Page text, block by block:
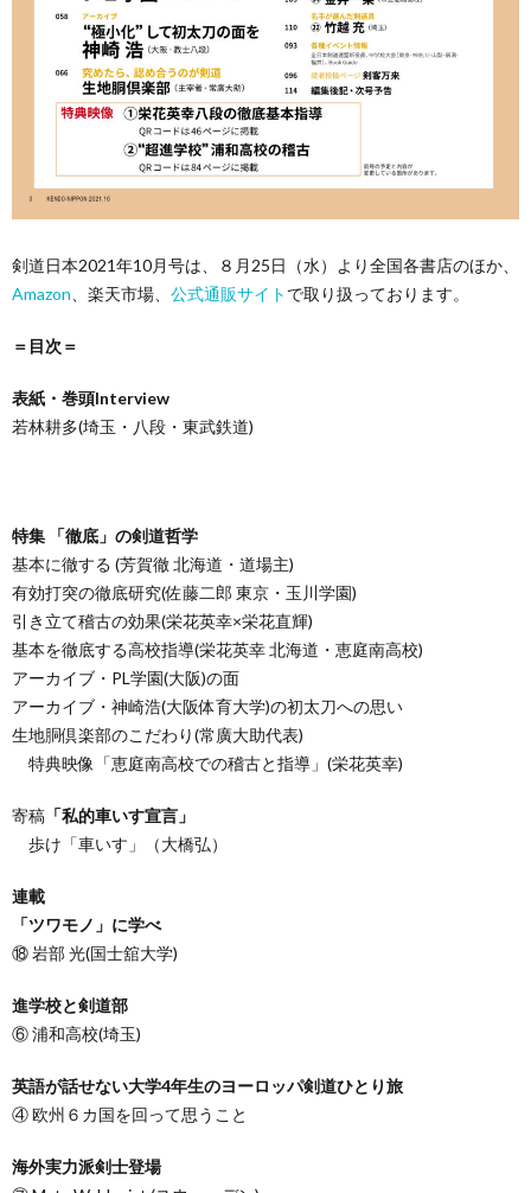
剣道日本2021年10月号は、８月25日（水）より全国各書店のほか、
Amazon 、楽天市場、 公式通販サイト で取り扱っております。
＝目次＝
表紙・巻頭Interview
若林耕多(埼玉・八段・東武鉄道)
特集 「徹底」の剣道哲学
基本に徹する (芳賀徹 北海道・道場主)
有効打突の徹底研究(佐藤二郎 東京・玉川学園)
引き立て稽古の効果(栄花英幸×栄花直輝)
基本を徹底する高校指導(栄花英幸 北海道・恵庭南高校)
アーカイブ・PL学園(大阪)の面
アーカイブ・神崎浩(大阪体育大学)の初太刀への思い
生地胴倶楽部のこだわり(常廣大助代表)
特典映像「恵庭南高校での稽古と指導」(栄花英幸)
寄稿 「私的車いす宣言」
歩け「車いす」（大橋弘）
連載
「ツワモノ」に学べ
⑱ 岩部 光(国士舘大学)
進学校と剣道部
⑥ 浦和高校(埼玉)
英語が話せない大学4年生のヨーロッパ剣道ひとり旅
④ 欧州６カ国を回って思うこと
海外実力派剣士登場